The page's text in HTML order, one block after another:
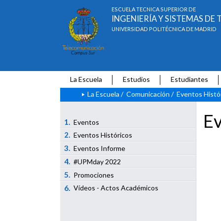
ESCUELA TÉCNICA SUPERIOR DE
INGENIERÍA Y SISTEMAS
UNIVERSIDAD POLITÉCNICA DE MADRID
La Escuela Estudios
Estudiantes
La Escuela / Comunicación / Eventos
1. Eventos
2. Eventos Históricos
3. Eventos Informe
4. #UPMday 2022
5. Promociones
6. Vídeos - Actos Académicos